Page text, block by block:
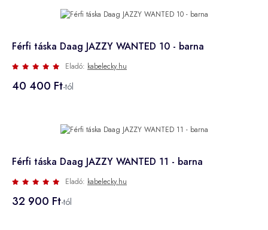
Férfi táska Daag JAZZY WANTED 10 - barna
Eladó: kabelecky.hu
40 400 Ft-tól
Férfi táska Daag JAZZY WANTED 11 - barna
Eladó: kabelecky.hu
32 900 Ft-tól